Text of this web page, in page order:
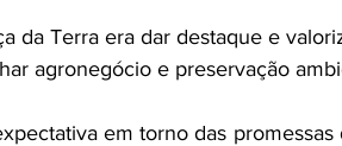
da Terra era dar destaque e
agronegócio e preservação
em torno das